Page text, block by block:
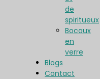
de
spiritueux
Bocaux
en
verre
Blogs
Contact